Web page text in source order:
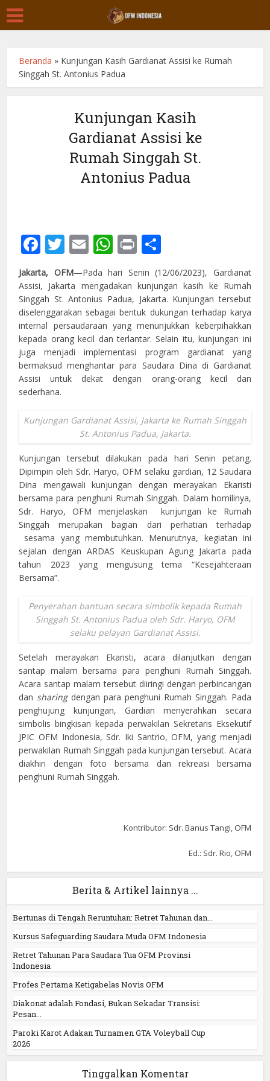
Beranda » Kunjungan Kasih Gardianat Assisi ke Rumah
Singgah St. Antonius Padua
Kunjungan Kasih
Gardianat Assisi ke
Rumah Singgah St.
Antonius Padua
Facebook
Twitter
EmailWhatsApp
Print
Jakarta, OFM—Pada hari Senin (12/06/2023), Gardianat
Assisi, Jakarta mengadakan kunjungan kasih ke Rumah
Singgah St. Antonius Padua, Jakarta. Kunjungan tersebut
diselenggarakan sebagai bentuk dukungan terhadap karya
internal persaudaraan yang menunjukkan keberpihakkan
kepada orang kecil dan terlantar. Selain itu, kunjungan ini
juga menjadi implementasi program gardianat yang
bermaksud menghantar para Saudara Dina di Gardianat
Assisi untuk dekat dengan orang-orang kecil dan
sederhana.
Kunjungan Gardianat Assisi, Jakarta ke Rumah Singgah
St. Antonius Padua, Jakarta.
Kunjungan tersebut dilakukan pada hari Senin petang.
Dipimpin oleh Sdr. Haryo, OFM selaku gardian, 12 Saudara
Dina mengawali kunjungan dengan merayakan Ekaristi
bersama para penghuni Rumah Singgah. Dalam homilinya,
Sdr. Haryo, OFM menjelaskan kunjungan ke Rumah
Singgah merupakan bagian dari perhatian terhadap
sesama yang membutuhkan. Menurutnya, kegiatan ini
sejalan dengan ARDAS Keuskupan Agung Jakarta pada
tahun 2023 yang mengusung tema “Kesejahteraan
Bersama”.
Penyerahan bantuan secara simbolik kepada Rumah
Singgah St. Antonius Padua oleh Sdr. Haryo, OFM
selaku pelayan Gardianat Assisi.
Setelah merayakan Ekaristi, acara dilanjutkan dengan
santap malam bersama para penghuni Rumah Singgah.
Acara santap malam tersebut diiringi dengan perbincangan
dan sharing dengan para penghuni Rumah Singgah. Pada
penghujung kunjungan, Gardian menyerahkan secara
simbolis bingkisan kepada perwakilan Sekretaris Eksekutif
JPIC OFM Indonesia, Sdr. Iki Santrio, OFM, yang menjadi
perwakilan Rumah Singgah pada kunjungan tersebut. Acara
diakhiri dengan foto bersama dan rekreasi bersama
penghuni Rumah Singgah.
Kontributor: Sdr. Banus Tangi, OFM
Ed.: Sdr. Rio, OFM
Berita & Artikel lainnya ...
Bertunas di Tengah Reruntuhan: Retret Tahunan dan...
Kursus Safeguarding Saudara Muda OFM Indonesia
Retret Tahunan Para Saudara Tua OFM Provinsi
Indonesia
Profes Pertama Ketigabelas Novis OFM
Diakonat adalah Fondasi, Bukan Sekadar Transisi:
Pesan...
Paroki Karot Adakan Turnamen GTA Voleyball Cup
2026
Tinggalkan Komentar